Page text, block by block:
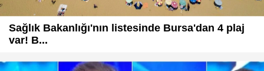
Sağlık Bakanlığı'nın listesinde Bursa'dan 4 plaj
var! B...